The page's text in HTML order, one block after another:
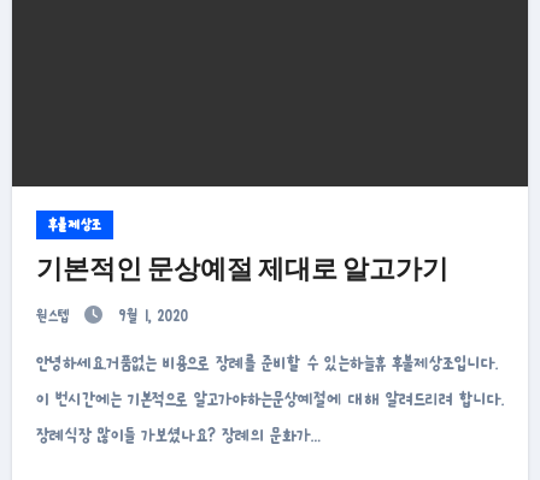
후불제상조
기본적인 문상예절 제대로 알고가기
원스텝 9월 1, 2020
안녕하세요.거품없는 비용으로 장례를 준비할 수 있는하늘휴 후불제상조입니다.
이 번시간에는 기본적으로 알고가야하는문상예절에 대해 알려드리려 합니다.
장례식장 많이들 가보셨나요? 장례의 문화가…